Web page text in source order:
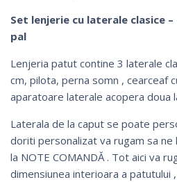
Set lenjerie cu laterale clasice
pal
Lenjeria patut contine 3 laterale
cm, pilota, perna somn , cearceaf
aparatoare laterale acopera doua
Laterala de la caput se poate
doriti personalizat va rugam sa ne
la NOTE COMANDĂ . Tot aici va
dimensiunea interioara a patutului